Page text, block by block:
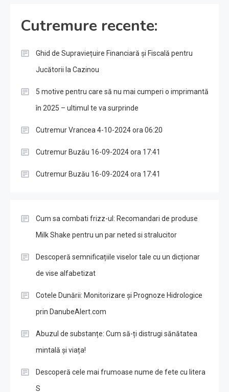
Cutremure recente:
Ghid de Supraviețuire Financiară și Fiscală pentru
Jucătorii la Cazinou
5 motive pentru care să nu mai cumperi o imprimantă
în 2025 – ultimul te va surprinde
Cutremur Vrancea 4-10-2024 ora 06:20
Cutremur Buzău 16-09-2024 ora 17:41
Cutremur Buzău 16-09-2024 ora 17:41
Cum sa combati frizz-ul: Recomandari de produse
Milk Shake pentru un par neted si stralucitor
Descoperă semnificațiile viselor tale cu un dicționar
de vise alfabetizat
Cotele Dunării: Monitorizare și Prognoze Hidrologice
prin DanubeAlert.com
Abuzul de substanțe: Cum să-ți distrugi sănătatea
mintală și viața!
Descoperă cele mai frumoase nume de fete cu litera
S